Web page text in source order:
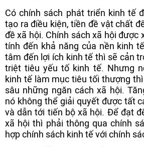
Có chính sách phát triển kinh tế
tạo ra điều kiện, tiền đề vật chất
đề xã hội. Chính sách xã hội được
tính đến khả năng của nền kinh
tâm đến lợi ích kinh tế thì sẽ cản
triệt tiêu yếu tố kinh tế. Nhưng
kinh tế làm mục tiêu tối thượng
sâu những ngăn cách xã hội.
nó không thể giải quyết được tất
và dẫn tới tiến bộ xã hội. Để đạt
xã hội thì phải thông qua chính
hợp chính sách kinh tế với chính